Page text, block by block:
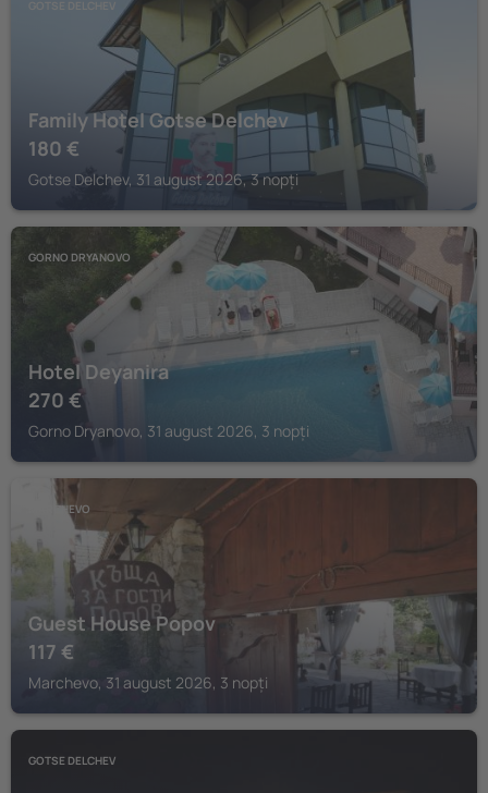
GOTSE DELCHEV
Family Hotel Gotse Delchev
180 €
Gotse Delchev, 31 august 2026, 3 nopți
GORNO DRYANOVO
Hotel Deyanira
270 €
Gorno Dryanovo, 31 august 2026, 3 nopți
MARCHEVO
Guest House Popov
117 €
Marchevo, 31 august 2026, 3 nopți
GOTSE DELCHEV